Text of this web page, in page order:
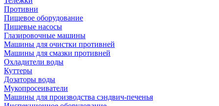
Противни
Пищевое оборудование
Пищевые насосы
Глазировочные машины
Машины для очистки противней
Машины для смазки противней
Охладители воды
Куттеры
Дозаторы воды
Мукопросеиватели
Машины для производства сэндвич-печенья